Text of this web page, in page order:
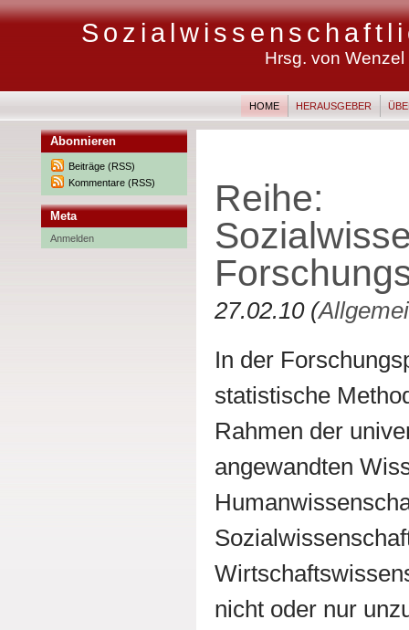
Hrsg. von
HOME HERAUSGEBER
Abonnieren
Beiträge (RSS)
Kommentare (RSS)
Meta
Anmelden
Reihe:
27.02.10 (
In der
statistische
Rahmen der
angewandten
nicht oder nur